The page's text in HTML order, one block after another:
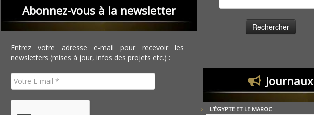
Abonnez-vous à la newsletter
Entrez votre adresse e-mail pour recevoir les
newsletters (mises à jour, infos des projets etc.) :
L’ÉGYPTE ET LE MAROC